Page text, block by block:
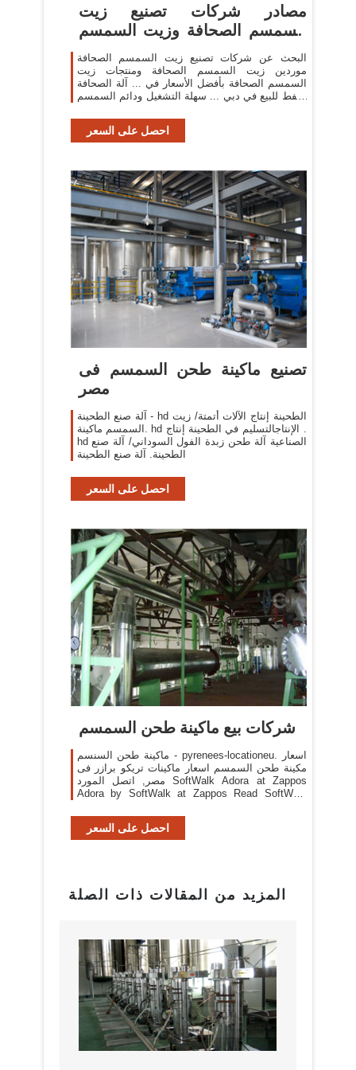
مصادر شركات تصنيع زيت
السمسم الصحافة وزيت السمسم
البحث عن شركات تصنيع زيت السمسم الصحافة
موردين زيت السمسم الصحافة ومنتجات زيت
السمسم الصحافة بأفضل الأسعار في ... آلة الصحافة
النفط للبيع في دبي ... سهلة التشغيل ودائم السمسم
احصل على السعر
تصنيع ماكينة طحن السمسم فى
مصر
آلة صنع الطحينة - hd الطحينة إنتاج الآلات أتمتة/ زيت
السمسم ماكينة. hd الإنتاجالتسليم في الطحينة إنتاج .
hd الصناعية آلة طحن زبدة الفول السوداني/ آلة صنع
الطحينة. آلة صنع الطحينة
احصل على السعر
شركات بيع ماكينة طحن السمسم
ماكينة طحن السنسم - pyrenees-locationeu. اسعار
مكينة طحن السمسم اسعار ماكينات تريكو برازر فى
مصر, اتصل المورد SoftWalk Adora at Zappos
Adora by SoftWalk at Zappos Read SoftWalk
and color of your choice, ماكينة طحن قهوة; ماكينة
طحن قهوة .
احصل على السعر
المزيد من المقالات ذات الصلة